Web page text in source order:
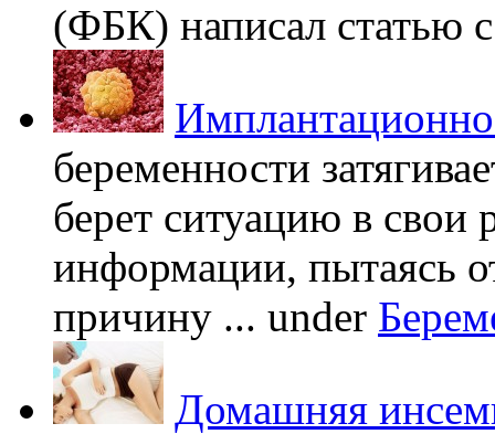
(ФБК) написал статью
беременности
берет ситуацию в свои
информации, пытаясь
причину ... under
Домашняя